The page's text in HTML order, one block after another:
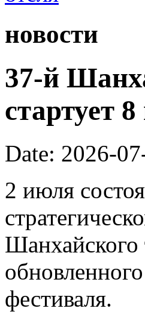
новости
37-й
стартует
Date: 2026-
2 июля
Шанхайского
фестиваля.